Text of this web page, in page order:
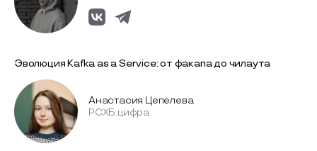
Эволюция Kafka as a Service: от факапа до чилаута
Анастасия Цепелева
РСХБ.цифра